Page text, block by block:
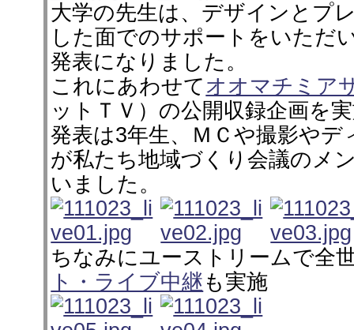
大学の先生は、デザインとプ
した面でのサポートをいただ
発表になりました。
これにあわせて オオマチミア
ットＴＶ）の公開収録企画を
発表は3年生、ＭＣや撮影やデ
が私たち地域づくり会議のメ
いました。
ちなみにユーストリームで全
ト・ライブ中継 も実施